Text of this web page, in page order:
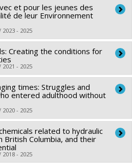
Beauregard, Sarah Fraser
Larose ,Isabelle Plante
Litalien
CRSH/Conseil de recherches en
:PVX99097-Subvention de
Frohlich
Ministère Économie et Innovation
:PVXXXXXX-Soutien aux
innovation (PSO) - Volet 2:
et pour les jeunes des
de leur Environnement
- 2025
Beauregard
Fraser
CRSH/Conseil de recherches en
:PVXXXXXX-Subvention
Creating the conditions for
- 2025
Frohlich
,Marie-Pierre Sylvestre,Sarah
,Mariana Brussoni
Ian Janssen
IRSC/Instituts de recherche en
times: Struggles and
entered adulthood without
- 2025
Dupéré
,Alain Marchand, Éric
,Katherine Frohlich
related to hydraulic
Columbia, and their
- 2025